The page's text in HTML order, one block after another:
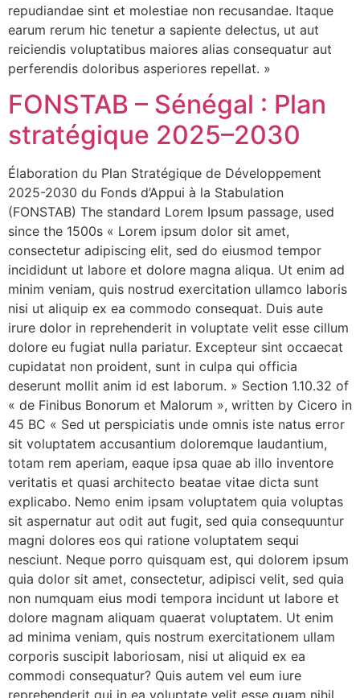
repudiandae sint et molestiae non recusandae. Itaque
earum rerum hic tenetur a sapiente delectus, ut aut
reiciendis voluptatibus maiores alias consequatur aut
perferendis doloribus asperiores repellat. »
FONSTAB – Sénégal : Plan
stratégique 2025–2030
Élaboration du Plan Stratégique de Développement
2025-2030 du Fonds d’Appui à la Stabulation
(FONSTAB) The standard Lorem Ipsum passage, used
since the 1500s « Lorem ipsum dolor sit amet,
consectetur adipiscing elit, sed do eiusmod tempor
incididunt ut labore et dolore magna aliqua. Ut enim ad
minim veniam, quis nostrud exercitation ullamco laboris
nisi ut aliquip ex ea commodo consequat. Duis aute
irure dolor in reprehenderit in voluptate velit esse cillum
dolore eu fugiat nulla pariatur. Excepteur sint occaecat
cupidatat non proident, sunt in culpa qui officia
deserunt mollit anim id est laborum. » Section 1.10.32 of
« de Finibus Bonorum et Malorum », written by Cicero in
45 BC « Sed ut perspiciatis unde omnis iste natus error
sit voluptatem accusantium doloremque laudantium,
totam rem aperiam, eaque ipsa quae ab illo inventore
veritatis et quasi architecto beatae vitae dicta sunt
explicabo. Nemo enim ipsam voluptatem quia voluptas
sit aspernatur aut odit aut fugit, sed quia consequuntur
magni dolores eos qui ratione voluptatem sequi
nesciunt. Neque porro quisquam est, qui dolorem ipsum
quia dolor sit amet, consectetur, adipisci velit, sed quia
non numquam eius modi tempora incidunt ut labore et
dolore magnam aliquam quaerat voluptatem. Ut enim
ad minima veniam, quis nostrum exercitationem ullam
corporis suscipit laboriosam, nisi ut aliquid ex ea
commodi consequatur? Quis autem vel eum iure